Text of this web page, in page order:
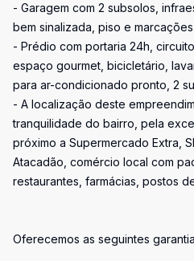
- Garagem com 2 subsolos,
bem sinalizada, piso e
- Prédio com portaria 24h,
espaço gourmet, bicicletário,
para ar-condicionado pronto, 2
- A localização deste
tranquilidade do bairro, pela
próximo a Supermercado Extra,
Atacadão, comércio local com
restaurantes, farmácias, postos
Oferecemos as seguintes